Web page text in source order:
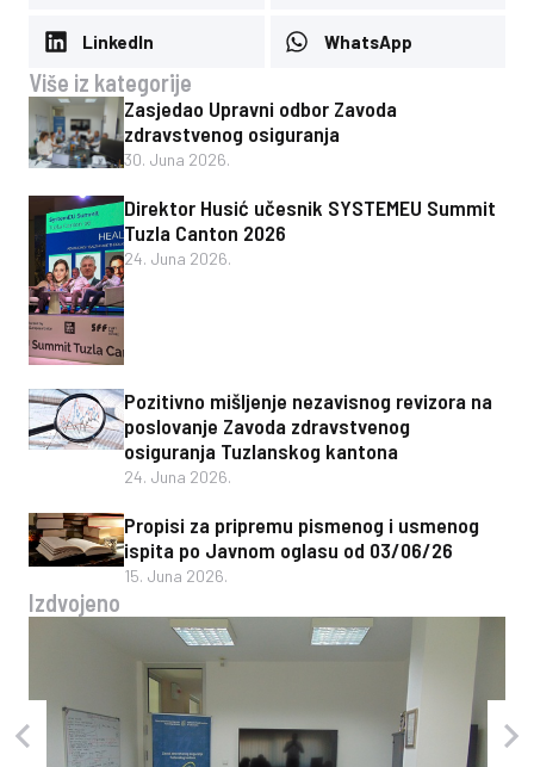
LinkedIn WhatsApp
Više iz kategorije
Zasjedao Upravni odbor Zavoda
zdravstvenog osiguranja
30. Juna 2026.
Direktor Husić učesnik SYSTEMEU Summit
Tuzla Canton 2026
24. Juna 2026.
Pozitivno mišljenje nezavisnog revizora na
poslovanje Zavoda zdravstvenog
osiguranja Tuzlanskog kantona
24. Juna 2026.
Propisi za pripremu pismenog i usmenog
ispita po Javnom oglasu od 03/06/26
15. Juna 2026.
Izdvojeno